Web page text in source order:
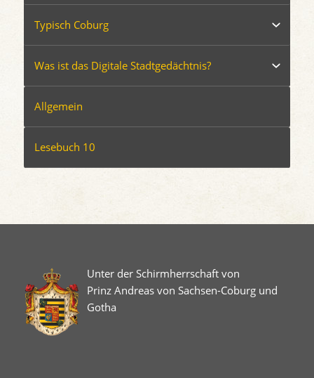
Typisch Coburg
Was ist das Digitale Stadtgedächtnis?
Allgemein
Lesebuch 10
Unter der Schirmherrschaft von
Prinz Andreas von Sachsen-Coburg und
Gotha